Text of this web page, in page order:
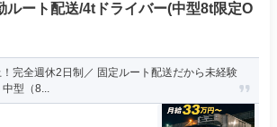
ルート配送/4tドライバー(中型8t限定O
完全週休2日制／ 固定ルート配送だから未経験
型（8...